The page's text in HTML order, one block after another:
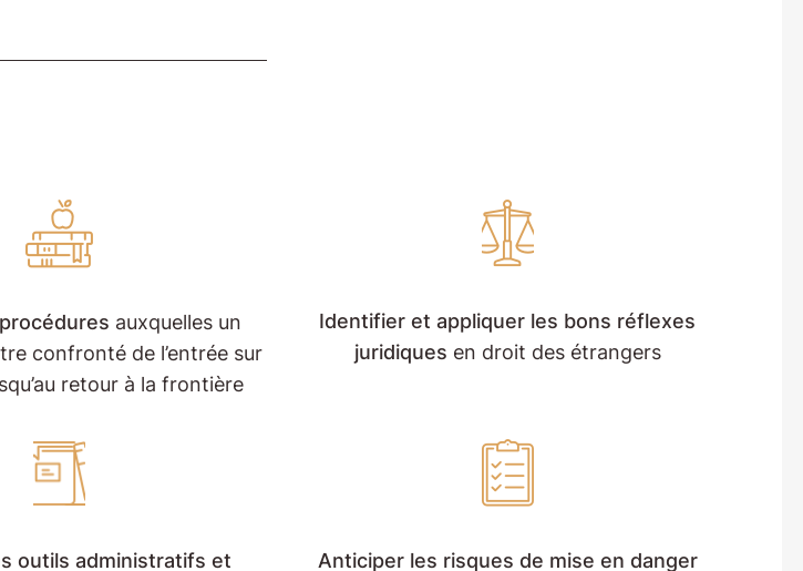
auxquelles un
confronté de l’entrée sur
retour à la frontière
Identifier et appliquer les bons réflexes
juridiques en droit des étrangers
outils administratifs et
Anticiper les risques de mise en danger